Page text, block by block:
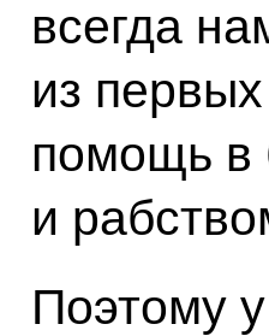
всегда
из
помощь в
и
Поэтому